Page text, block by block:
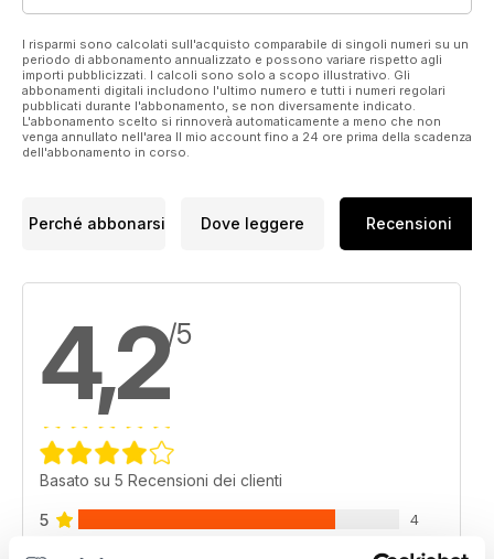
I risparmi sono calcolati sull'acquisto comparabile di singoli numeri su un
periodo di abbonamento annualizzato e possono variare rispetto agli
importi pubblicizzati. I calcoli sono solo a scopo illustrativo. Gli
abbonamenti digitali includono l'ultimo numero e tutti i numeri regolari
pubblicati durante l'abbonamento, se non diversamente indicato.
L'abbonamento scelto si rinnoverà automaticamente a meno che non
venga annullato nell'area Il mio account fino a 24 ore prima della scadenza
dell'abbonamento in corso.
Perché abbonarsi Dove leggere Recensioni
4,2/5
Basato su 5 Recensioni dei clienti
5 4
0